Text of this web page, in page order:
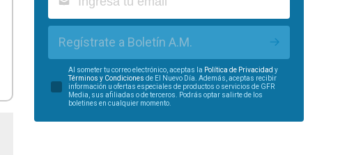
Regístrate a Boletín A.M.
Al someter tu correo electrónico, aceptas la Política de Privacidad y
Términos y Condiciones de El Nuevo Día. Además, aceptas recibir
información u ofertas especiales de productos o servicios de GFR
Media, sus afiliadas o de terceros. Podrás optar salirte de los
boletines en cualquier momento.